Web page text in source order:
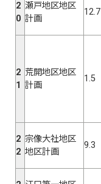
2
0
瀬戸地区地区
計画
12.7
2
1
荒開地区地区
計画
1.5
2
2
宗像大社地区
地区計画
9.3